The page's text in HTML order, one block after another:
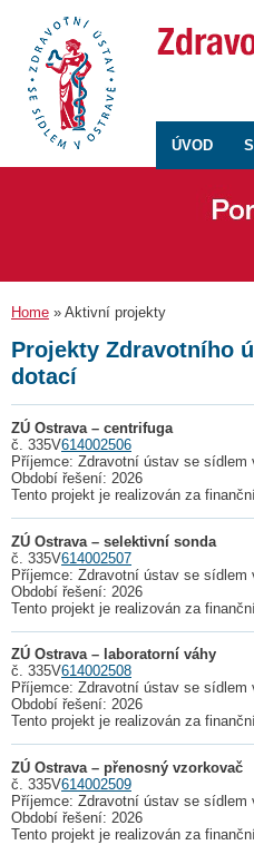
ÚVOD
Home » Aktivní projekty
Projekty Zdravotního
dotací
ZÚ Ostrava – centrifuga
č. 335V614002506
Příjemce: Zdravotní ústav se sídlem
Období řešení: 2026
Tento projekt je realizován za
ZÚ Ostrava – selektivní sonda
č. 335V614002507
Příjemce: Zdravotní ústav se sídlem
Období řešení: 2026
Tento projekt je realizován za
ZÚ Ostrava – laboratorní váhy
č. 335V614002508
Příjemce: Zdravotní ústav se sídlem
Období řešení: 2026
Tento projekt je realizován za
ZÚ Ostrava – přenosný vzorkovač
č. 335V614002509
Příjemce: Zdravotní ústav se sídlem
Období řešení: 2026
Tento projekt je realizován za